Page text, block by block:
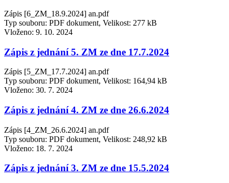
Zápis [6_ZM_18.9.2024] an.pdf
Typ souboru: PDF dokument, Velikost: 277 kB
Vloženo: 9. 10. 2024
Zápis z jednání 5. ZM ze dne 17.7.2024
Zápis [5_ZM_17.7.2024] an.pdf
Typ souboru: PDF dokument, Velikost: 164,94 kB
Vloženo: 30. 7. 2024
Zápis z jednání 4. ZM ze dne 26.6.2024
Zápis [4_ZM_26.6.2024] an.pdf
Typ souboru: PDF dokument, Velikost: 248,92 kB
Vloženo: 18. 7. 2024
Zápis z jednání 3. ZM ze dne 15.5.2024